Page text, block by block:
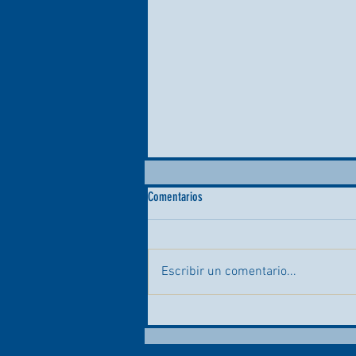
Comentarios
Escribir un comentario...